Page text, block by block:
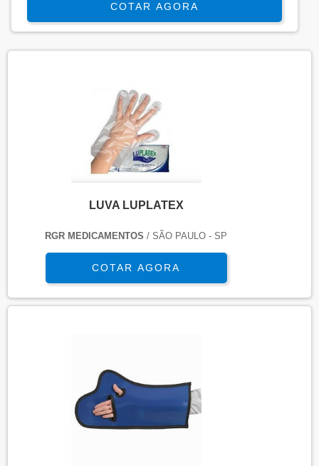
COTAR AGORA
LUVA LUPLATEX
RGR MEDICAMENTOS / SÃO PAULO - SP
COTAR AGORA